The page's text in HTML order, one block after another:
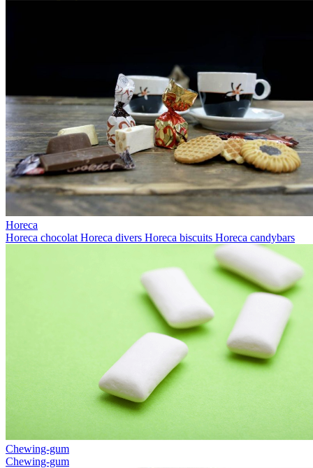
Horeca
Horeca chocolat Horeca divers Horeca biscuits Horeca candybars
Chewing-gum
Chewing-gum